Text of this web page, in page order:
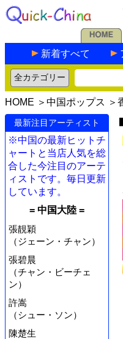
新着すべて
HOME ＞ 中国ポップス ＞
最新注目アーティスト
※中国の最新ヒットチ
ャートと当店人気を総
合した今注目のアーテ
ィストです。毎日更新
しています。
= 中国大陸 =
張靚穎
（ジェーン・チャン）
張碧晨
（チャン・ビーチェ
ン）
許嵩
（シュー・ソン）
陳楚生